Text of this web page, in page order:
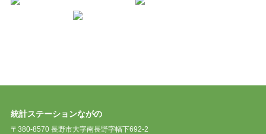
統計ステーションながの
〒380-8570 長野市大字南長野字幅下692-2